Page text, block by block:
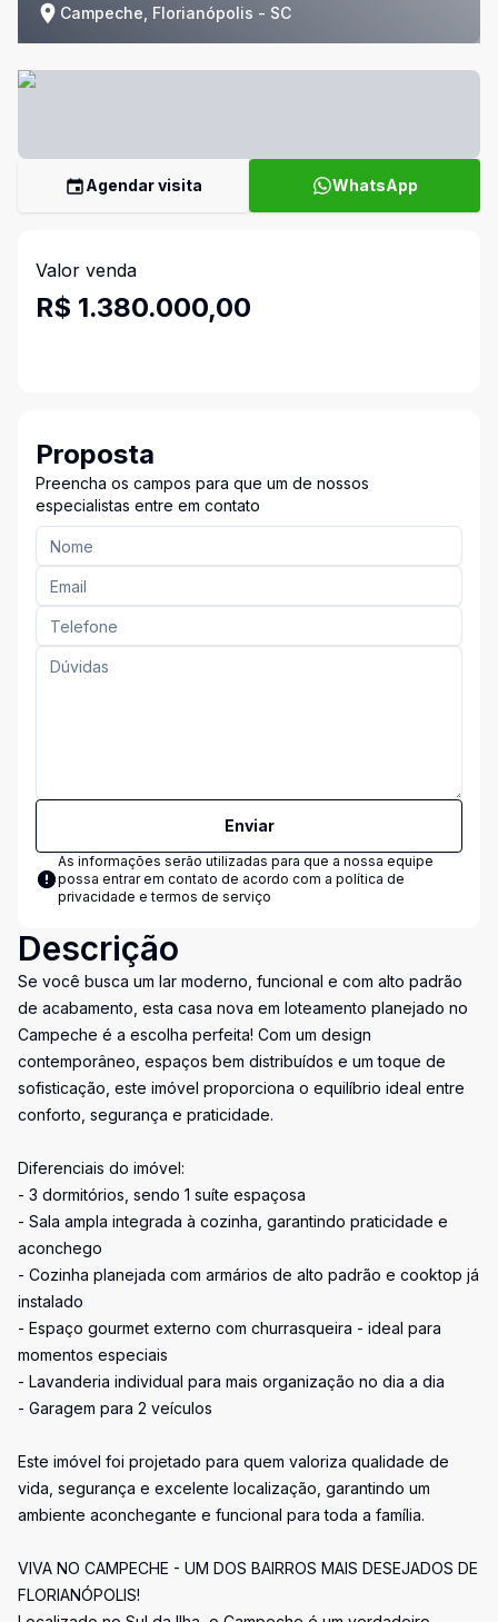
Campeche, Florianópolis - SC
Agendar visita WhatsApp
Valor venda
R$ 1.380.000,00
Proposta
Preencha os campos para que um de nossos
especialistas entre em contato
Enviar
As informações serão utilizadas para que a nossa equipe
possa entrar em contato de acordo com a política de
privacidade e termos de serviço
Descrição
Se você busca um lar moderno, funcional e com alto padrão
de acabamento, esta casa nova em loteamento planejado no
Campeche é a escolha perfeita! Com um design
contemporâneo, espaços bem distribuídos e um toque de
sofisticação, este imóvel proporciona o equilíbrio ideal entre
conforto, segurança e praticidade.
Diferenciais do imóvel:
- 3 dormitórios, sendo 1 suíte espaçosa
- Sala ampla integrada à cozinha, garantindo praticidade e
aconchego
- Cozinha planejada com armários de alto padrão e cooktop já
instalado
- Espaço gourmet externo com churrasqueira - ideal para
momentos especiais
- Lavanderia individual para mais organização no dia a dia
- Garagem para 2 veículos
Este imóvel foi projetado para quem valoriza qualidade de
vida, segurança e excelente localização, garantindo um
ambiente aconchegante e funcional para toda a família.
VIVA NO CAMPECHE - UM DOS BAIRROS MAIS DESEJADOS DE
FLORIANÓPOLIS!